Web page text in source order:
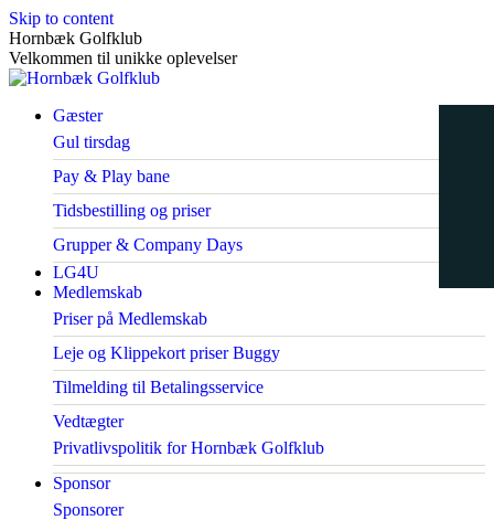
Skip to content
Hornbæk Golfklub
Velkommen til unikke oplevelser
Gæster
Gul tirsdag
Pay & Play bane
Tidsbestilling og priser
Grupper & Company Days
LG4U
Medlemskab
Priser på Medlemskab
Leje og Klippekort priser Buggy
Tilmelding til Betalingsservice
Vedtægter
Privatlivspolitik for Hornbæk Golfklub
Sponsor
Sponsorer